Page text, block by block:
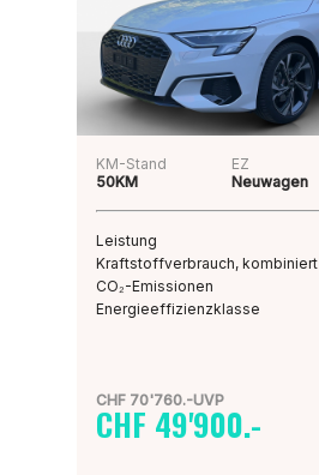
KM-Stand
50KM
EZ
Neuwagen
Leistung
Kraftstoffverbrauch, kombiniert
CO₂-Emissionen
Energieeffizienzklasse
CHF 70'760.-UVP
CHF 49'900.-